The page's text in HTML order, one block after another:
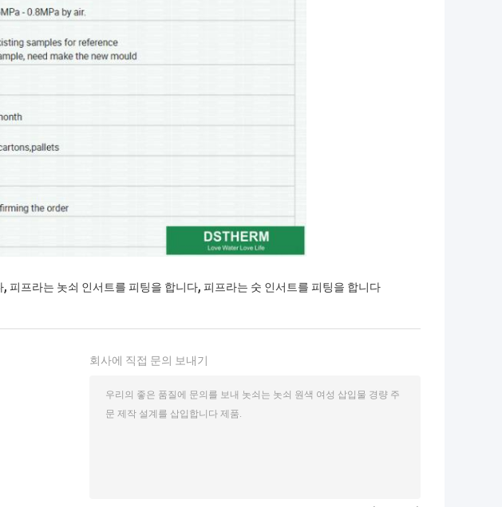
, 피프라는 놋쇠 인서트를 피팅을 합니다, 피프라는 숫 인서트를 피팅을 합니다
회사에 직접 문의 보내기